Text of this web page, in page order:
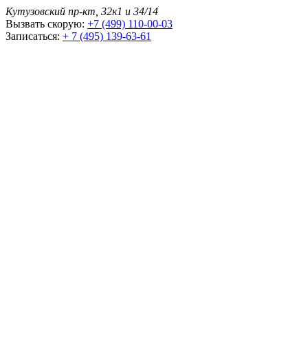
Кутузовский пр-кт, 32к1 и 34/14
Вызвать скорую: +7 (499) 110-00-03
Записаться: + 7 (495) 139-63-61